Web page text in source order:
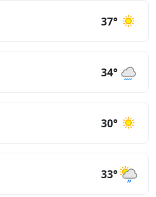
37°
34°
30°
33°